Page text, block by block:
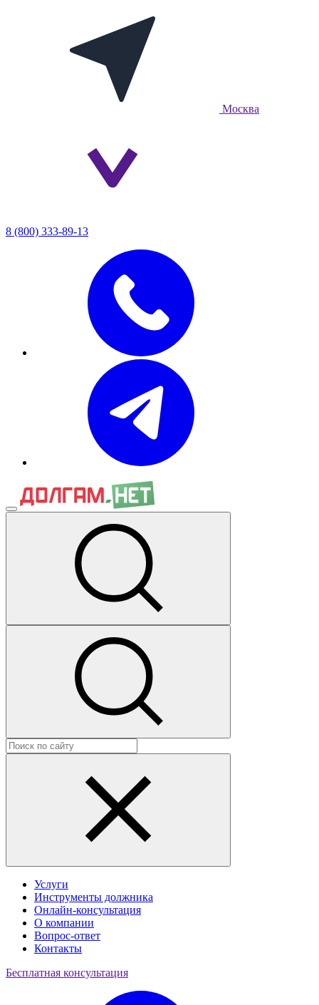
Москва
8 (800) 333-89-13
Услуги
Инструменты должника
Онлайн-консультация
О компании
Вопрос-ответ
Контакты
Бесплатная консультация